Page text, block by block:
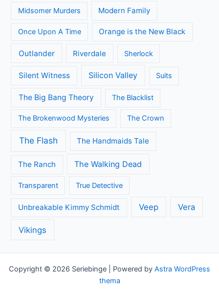
Midsomer Murders Modern Family
Once Upon A Time Orange is the New Black
Outlander Riverdale Sherlock
Silent Witness Silicon Valley Suits
The Big Bang Theory The Blacklist
The Brokenwood Mysteries The Crown
The Flash The Handmaids Tale
The Ranch The Walking Dead
Transparent True Detective
Unbreakable Kimmy Schmidt Veep Vera
Vikings
Copyright © 2026 Seriebinge | Powered by Astra WordPress
thema